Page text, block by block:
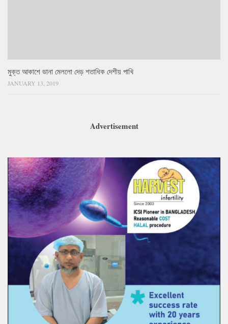
মুক্ত আকাশে ডানা মেললো দেড় শতাধিক দেশীয় পাখি
JANUARY 13, 2019
Advertisement